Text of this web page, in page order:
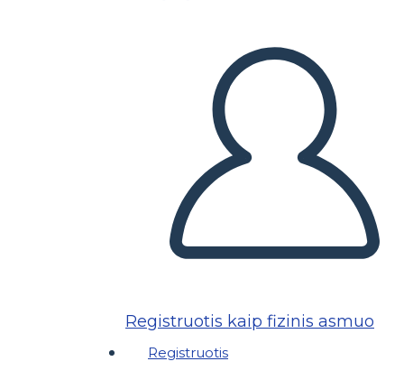
Registruotis kaip fizinis asmuo
Registruotis